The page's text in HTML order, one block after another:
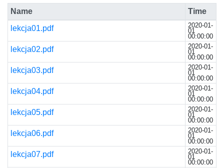
Name
Time
lekcja01.pdf
2020-01-
01
00:00:00
lekcja02.pdf 2020-01-
01
00:00:00
lekcja03.pdf 2020-01-
01
00:00:00
lekcja04.pdf 2020-01-
01
00:00:00
lekcja05.pdf 2020-01-
01
00:00:00
lekcja06.pdf 2020-01-
01
00:00:00
lekcja07.pdf 2020-01-
01
00:00:00